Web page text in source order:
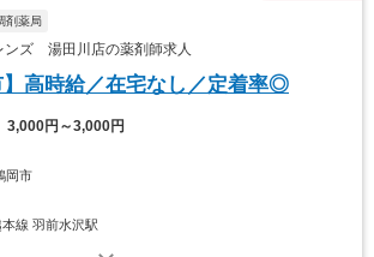
剤薬局
ンズ 湯田川店の薬剤師求人
】高時給／在宅なし／定着率◎
3,000円～3,000円
岡市
本線 羽前水沢駅